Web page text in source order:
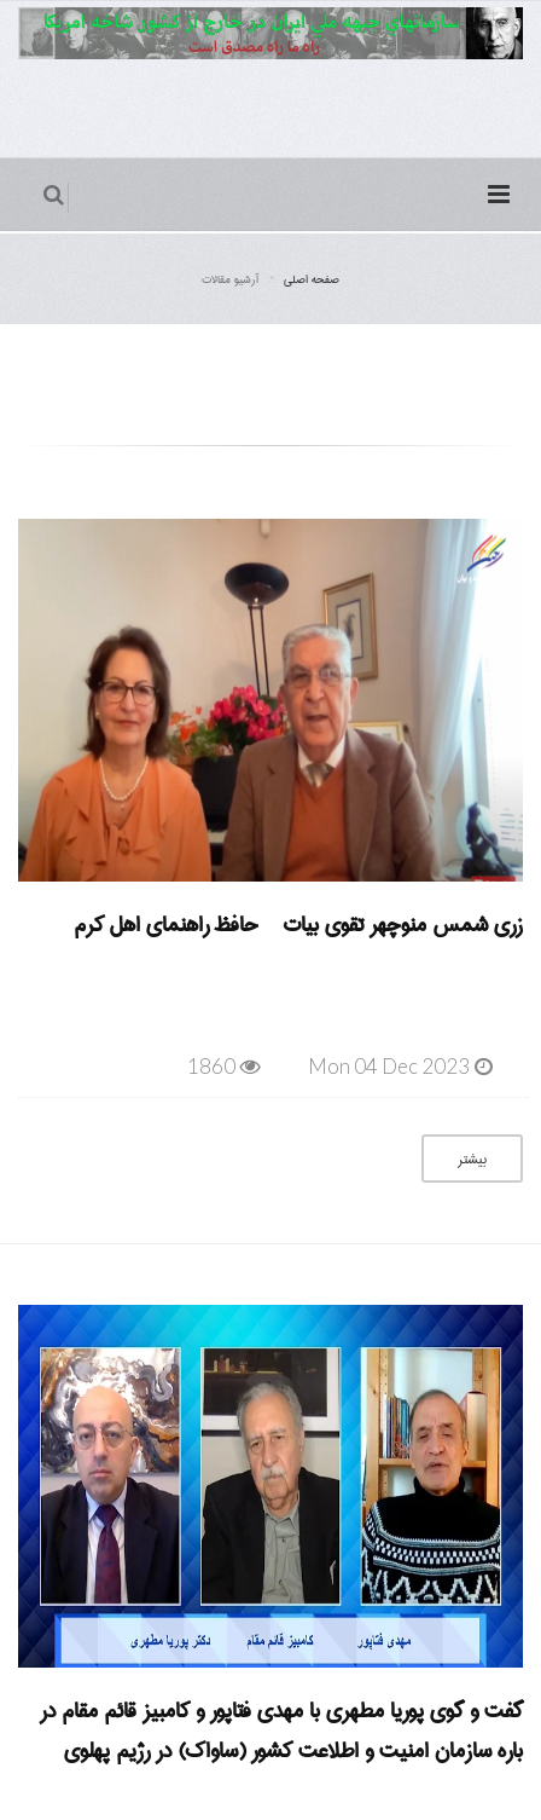
صفحه اصلی آرشیو مقالات
زری شمس منوچهر تقوی بیات حافظ راهنمای اهل کرم
Mon 04 Dec 2023
1860
بیشتر
گفت و گوی پوریا مطهری با مهدی فتاپور و کامبیز قائم مقام در
باره سازمان امنیت و اطلاعت کشور (ساواک) در رژیم پهلوی